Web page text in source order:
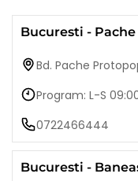
Bucuresti -
Bd. Pache
Program: L-S
0722466444
Bucuresti -